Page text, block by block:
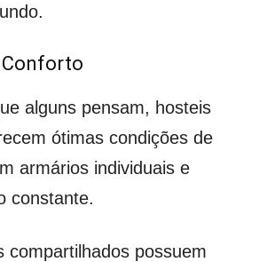
Conforto
alguns pensam, hosteis
ótimas condições de
armários individuais e
constante.
compartilhados possuem